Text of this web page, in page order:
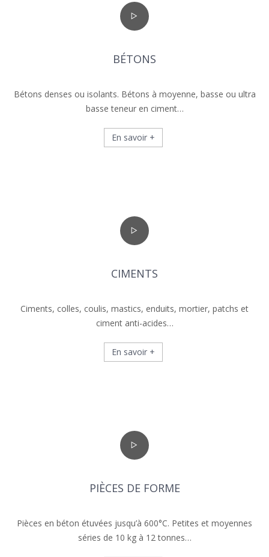
BÉTONS
Bétons denses ou isolants. Bétons à moyenne, basse ou ultra
basse teneur en ciment…
En savoir +
CIMENTS
Ciments, colles, coulis, mastics, enduits, mortier, patchs et
ciment anti-acides…
En savoir +
PIÈCES DE FORME
Pièces en béton étuvées jusqu’à 600°C. Petites et moyennes
séries de 10 kg à 12 tonnes…